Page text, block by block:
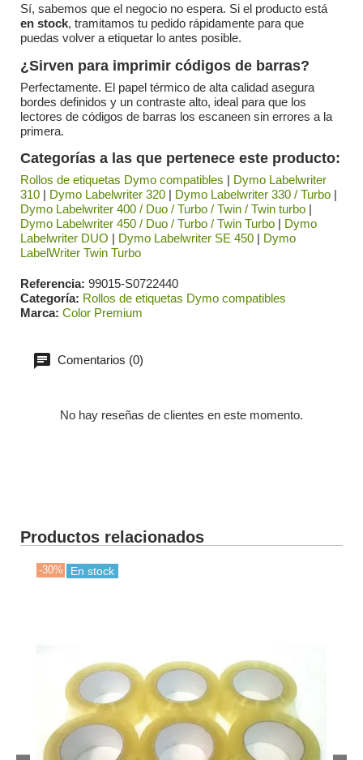
Sí, sabemos que el negocio no espera. Si el producto está
en stock, tramitamos tu pedido rápidamente para que
puedas volver a etiquetar lo antes posible.
¿Sirven para imprimir códigos de barras?
Perfectamente. El papel térmico de alta calidad asegura
bordes definidos y un contraste alto, ideal para que los
lectores de códigos de barras los escaneen sin errores a la
primera.
Categorías a las que pertenece este producto:
Rollos de etiquetas Dymo compatibles | Dymo Labelwriter
310 | Dymo Labelwriter 320 | Dymo Labelwriter 330 / Turbo |
Dymo Labelwriter 400 / Duo / Turbo / Twin / Twin turbo |
Dymo Labelwriter 450 / Duo / Turbo / Twin Turbo | Dymo
Labelwriter DUO | Dymo Labelwriter SE 450 | Dymo
LabelWriter Twin Turbo
Referencia 99015-S0722440
Categoría Rollos de etiquetas Dymo compatibles
Marca Color Premium
Comentarios (0)
No hay reseñas de clientes en este momento.
Productos relacionados
-30% En stock